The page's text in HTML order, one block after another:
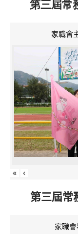
第三屆
家職會
« ‹
第三屆
家職